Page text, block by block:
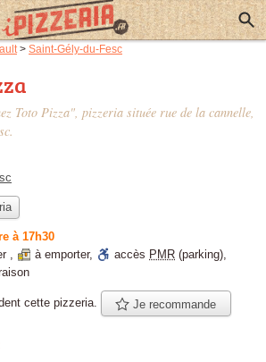
> Saint-Gély-du-Fesc
Toto Pizza", pizzeria située rue de la cannelle,
à 17h30
, à emporter, accès PMR (parking),
cette pizzeria. Je recommande